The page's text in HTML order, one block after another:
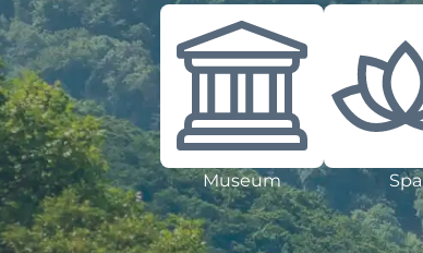
Museum Spa